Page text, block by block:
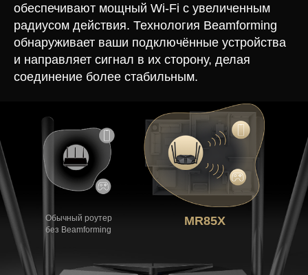
обеспечивают мощный Wi-Fi с увеличенным
радиусом действия. Технология Beamforming
обнаруживает ваши подключённые устройства
и направляет сигнал в их сторону, делая
соединение более стабильным.
Обычный роутер
без Beamforming
MR85X